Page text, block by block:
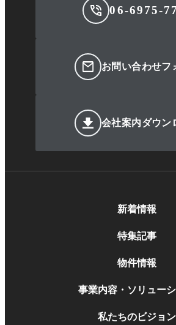
06-6975-
お問い合わせフ
会社案内ダウン
新着情報
特集記事
物件情報
事業内容・ソリュー
私たちのビジョン